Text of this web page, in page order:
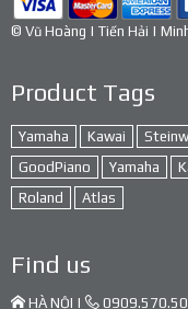
© Vũ Hoàng | Tiến Hải |
Product Tags
Yamaha Kawai
GoodPiano
Yamaha
Roland
Atlas
Find us
HÀ NỘI |